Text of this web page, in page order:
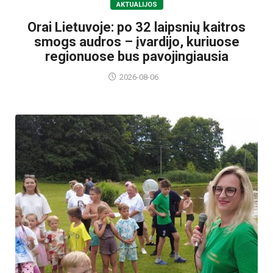
AKTUALIJOS
Orai Lietuvoje: po 32 laipsnių kaitros
smogs audros – įvardijo, kuriuose
regionuose bus pavojingiausia
2026-08-06